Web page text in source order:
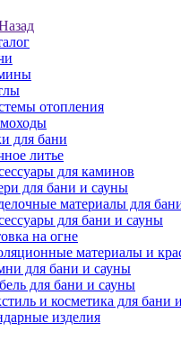
отопления
для бани
литье
для каминов
для бани и сауны
материалы для
для бани и сауны
на огне
материалы и
для бани и сауны
для бани и сауны
и косметика для бани
изделия